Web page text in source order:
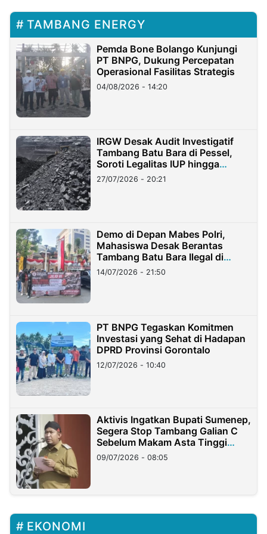
TAMBANG ENERGY
Pemda Bone Bolango Kunjungi
PT BNPG, Dukung Percepatan
Operasional Fasilitas Strategis
04/08/2026 - 14:20
IRGW Desak Audit Investigatif
Tambang Batu Bara di Pessel,
Soroti Legalitas IUP hingga
Stockpile
27/07/2026 - 20:21
Demo di Depan Mabes Polri,
Mahasiswa Desak Berantas
Tambang Batu Bara Ilegal di
Lampung
14/07/2026 - 21:50
PT BNPG Tegaskan Komitmen
Investasi yang Sehat di Hadapan
DPRD Provinsi Gorontalo
12/07/2026 - 10:40
Aktivis Ingatkan Bupati Sumenep,
Segera Stop Tambang Galian C
Sebelum Makam Asta Tinggi
Longsor
09/07/2026 - 08:05
EKONOMI